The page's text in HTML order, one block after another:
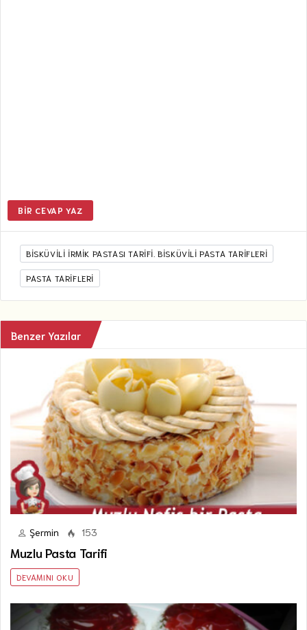
BIR CEVAP YAZ
BISKÜVILI İRMIK PASTASI TARIFI. BİSKÜVİLİ PASTA TARİFLERİ
PASTA TARIFLERI
Benzer Yazılar
Şermin 153
Muzlu Pasta Tarifi
DEVAMINI OKU